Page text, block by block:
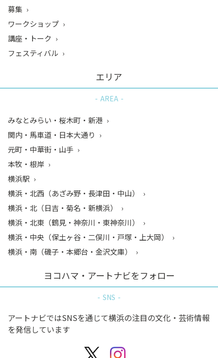
募集
ワークショップ
講座・トーク
フェスティバル
エリア
AREA
みなとみらい・桜木町・新港
関内・馬車道・日本大通り
元町・中華街・山手
本牧・根岸
横浜駅
横浜・北西（あざみ野・長津田・中山）
横浜・北（日吉・菊名・新横浜）
横浜・北東（鶴見・神奈川・東神奈川）
横浜・中央（保土ヶ谷・二俣川・戸塚・上大岡）
横浜・南（磯子・本郷台・金沢文庫）
ヨコハマ・アートナビをフォロー
SNS
アートナビではSNSを通じて横浜の注目の文化・芸術情報
を発信しています